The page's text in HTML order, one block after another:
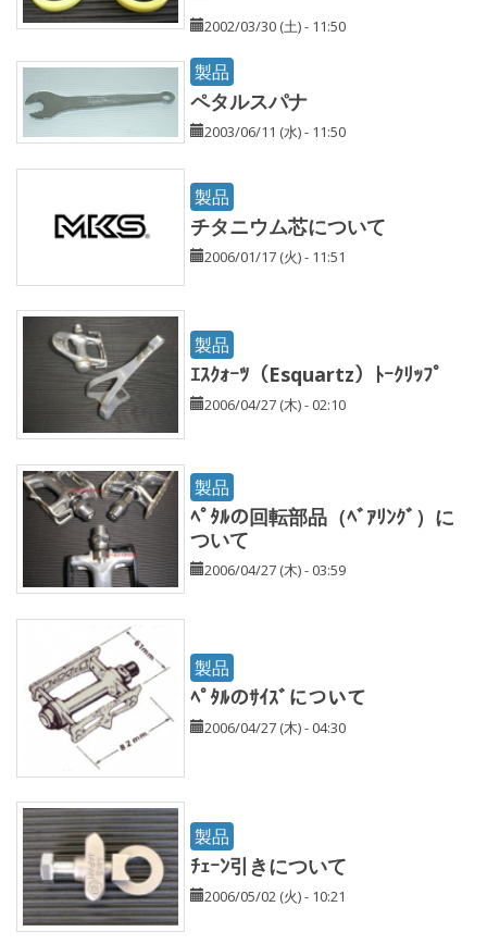
2002/03/30 (土) - 11:50
製品
ペタルスパナ
2003/06/11 (水) - 11:50
製品
チタニウム芯について
2006/01/17 (火) - 11:51
製品
ｴｽｸｫｰﾂ（Esquartz）ﾄｰｸﾘｯﾌﾟ
2006/04/27 (木) - 02:10
製品
ﾍﾟﾀﾙの回転部品（ﾍﾞｱﾘﾝｸﾞ）に
ついて
2006/04/27 (木) - 03:59
製品
ﾍﾟﾀﾙのｻｲｽﾞについて
2006/04/27 (木) - 04:30
製品
ﾁｪｰﾝ引きについて
2006/05/02 (火) - 10:21